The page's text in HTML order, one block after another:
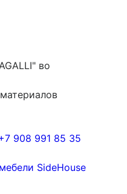
во
908 991 85 35
SideHouse